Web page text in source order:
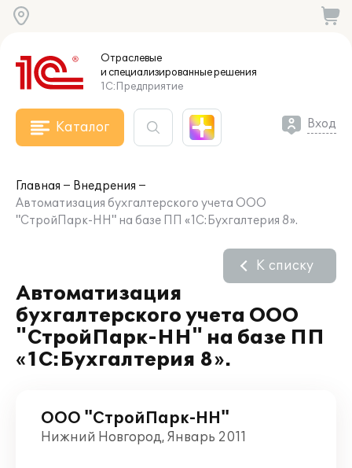
Отраслевые
и специализированныерешения
1С:Предприятие
Каталог Вход
Главная
Внедрения
Автоматизация бухгалтерского учета ООО
"СтройПарк-НН" на базе ПП «1С:Бухгалтерия 8».
Автоматизация
бухгалтерского учета ООО
"СтройПарк-НН" на базе ПП
«1С:Бухгалтерия 8».
К списку
ООО "СтройПарк-НН"
Нижний Новгород, Январь 2011